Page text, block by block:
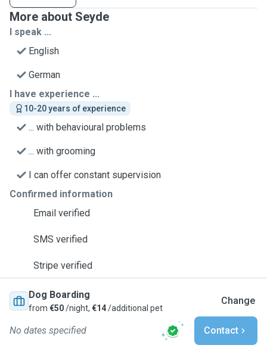
More about Seyde
I speak ...
English
German
I have experience ...
10-20 years of experience
... with behavioural problems
... with grooming
I can offer constant supervision
Confirmed information
Email verified
SMS verified
Stripe verified
Dog Boarding
from €50/night, €14/additional pet
Change
No dates specified Contact